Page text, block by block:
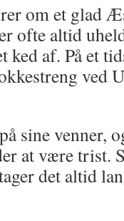
om et glad
ofte altid
ked af. På et
ved
sine venner,
at være trist.
det altid